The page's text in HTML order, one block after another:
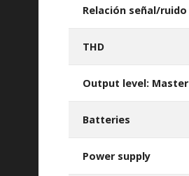
Relación señal/ruido
THD
Output level: Master
Batteries
Power supply